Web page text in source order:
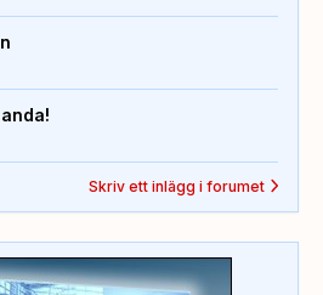
Skriv ett inlägg i forumet